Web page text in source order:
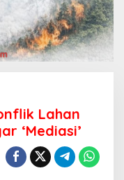
Lahan
‘Mediasi’